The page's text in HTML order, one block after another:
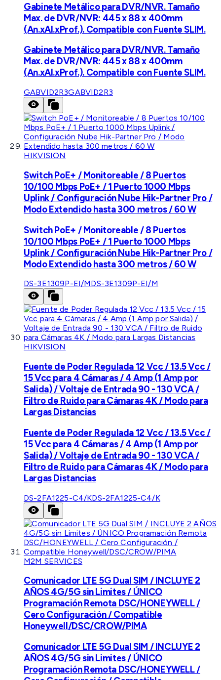
Gabinete Metálico para DVR/NVR. Tamaño
Max. de DVR/NVR: 445 x 88 x 400mm
(An.xAl.xProf.). Compatible con Fuente SLIM.
Gabinete Metálico para DVR/NVR. Tamaño
Max. de DVR/NVR: 445 x 88 x 400mm
(An.xAl.xProf.). Compatible con Fuente SLIM.
GABVID2R3GABVID2R3
HIKVISION
Switch PoE+ / Monitoreable / 8 Puertos
10/100 Mbps PoE+ / 1 Puerto 1000 Mbps
Uplink / Configuración Nube Hik-Partner Pro /
Modo Extendido hasta 300 metros / 60 W
Switch PoE+ / Monitoreable / 8 Puertos
10/100 Mbps PoE+ / 1 Puerto 1000 Mbps
Uplink / Configuración Nube Hik-Partner Pro /
Modo Extendido hasta 300 metros / 60 W
DS-3E1309P-EI/MDS-3E1309P-EI/M
HIKVISION
Fuente de Poder Regulada 12 Vcc / 13.5 Vcc /
15 Vcc para 4 Cámaras / 4 Amp (1 Amp por
Salida) / Voltaje de Entrada 90 - 130 VCA /
Filtro de Ruido para Cámaras 4K / Modo para
Largas Distancias
Fuente de Poder Regulada 12 Vcc / 13.5 Vcc /
15 Vcc para 4 Cámaras / 4 Amp (1 Amp por
Salida) / Voltaje de Entrada 90 - 130 VCA /
Filtro de Ruido para Cámaras 4K / Modo para
Largas Distancias
DS-2FA1225-C4/KDS-2FA1225-C4/K
M2M SERVICES
Comunicador LTE 5G Dual SIM / INCLUYE 2
AÑOS 4G/5G sin Limites / ÚNICO
Programación Remota DSC/HONEYWELL /
Cero Configuración / Compatible
Honeywell/DSC/CROW/PIMA
Comunicador LTE 5G Dual SIM / INCLUYE 2
AÑOS 4G/5G sin Limites / ÚNICO
Programación Remota DSC/HONEYWELL /